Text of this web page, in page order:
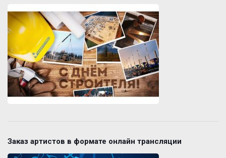
Заказ артистов в формате онлайн трансляции